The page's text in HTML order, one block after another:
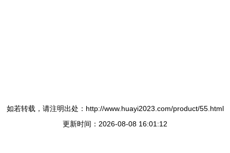
如若转载，请注明出处：http://www.huayi2023.com/product/55.html
更新时间：2026-08-08 16:01:12